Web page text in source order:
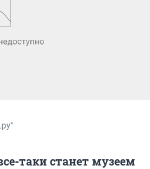
таки станет музеем